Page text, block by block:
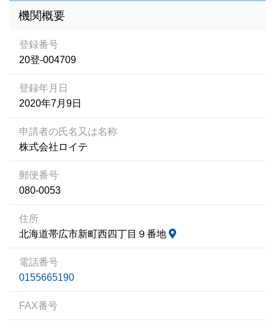
機関概要
登録番号
20登-004709
登録年月日
2020年7月9日
申請者の氏名又は名称
株式会社ロイテ
郵便番号
080-0053
住所
北海道帯広市新町西四丁目９番地
電話番号
0155665190
FAX番号